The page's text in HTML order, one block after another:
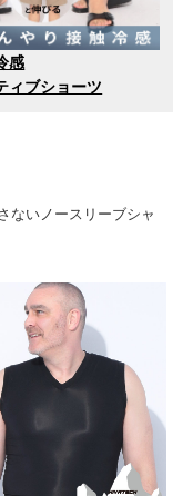
感
ィブショーツ
ないノースリーブシャ